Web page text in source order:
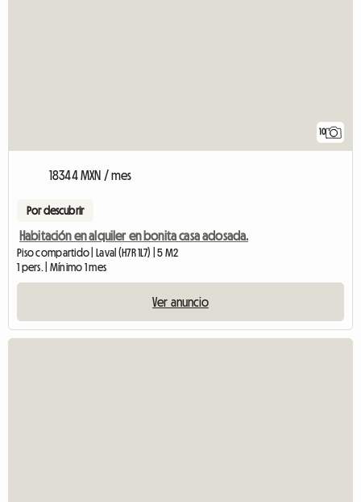
10
18344 MXN / mes
Por descubrir
Habitación en alquiler en bonita casa adosada.
Piso compartido | Laval (H7R 1L7) | 5 M2
1 pers. | Mínimo 1 mes
Ver anuncio